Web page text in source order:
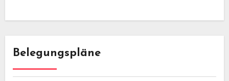
Belegungspläne